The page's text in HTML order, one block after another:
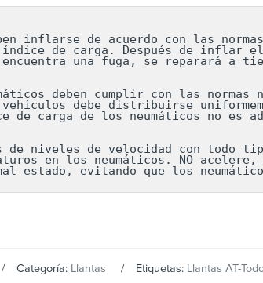
inflarse de acuerdo con las
de carga. Después de inflar el
una fuga, se reparará a
deben cumplir con las
vehículos debe distribuirse
de carga de los neumáticos no es
niveles de velocidad con todo
en los neumáticos. NO
estado, evitando que los
Categoría: Llantas Etiquetas: Llantas AT-